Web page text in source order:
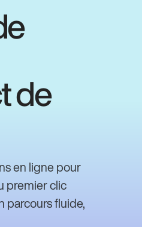
de
en ligne pour
premier clic
parcours fluide,